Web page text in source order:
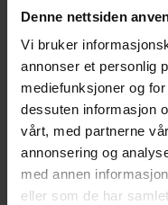
Denne nettsiden
Vi bruker
annonser et personlig
mediefunksjoner og
dessuten informasjon
vårt, med partnerne
annonsering og
med annen
eller som de har
3D-
Vurdering *